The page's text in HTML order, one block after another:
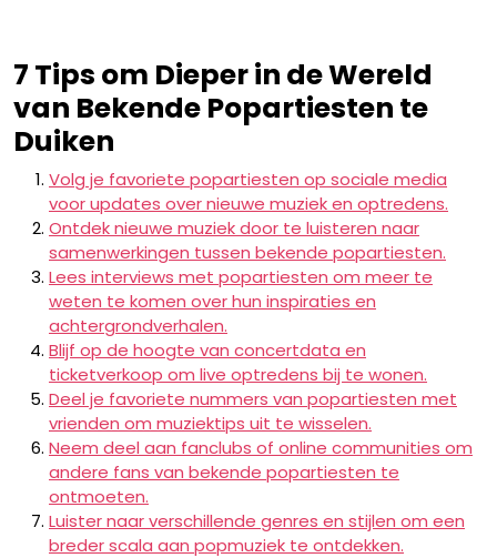
7 Tips om Dieper in de Wereld
van Bekende Popartiesten te
Duiken
Volg je favoriete popartiesten op sociale media
voor updates over nieuwe muziek en optredens.
Ontdek nieuwe muziek door te luisteren naar
samenwerkingen tussen bekende popartiesten.
Lees interviews met popartiesten om meer te
weten te komen over hun inspiraties en
achtergrondverhalen.
Blijf op de hoogte van concertdata en
ticketverkoop om live optredens bij te wonen.
Deel je favoriete nummers van popartiesten met
vrienden om muziektips uit te wisselen.
Neem deel aan fanclubs of online communities om
andere fans van bekende popartiesten te
ontmoeten.
Luister naar verschillende genres en stijlen om een
breder scala aan popmuziek te ontdekken.